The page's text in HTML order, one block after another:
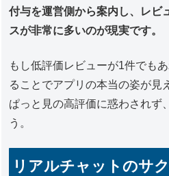
付与を運営側から案内し、レビ
スが非常に多いのが現実です。
もし低評価レビューが1件でも
ることでアプリの本当の姿が見
ぱっと見の高評価に惑わされず
う。
リアルチャットのサ